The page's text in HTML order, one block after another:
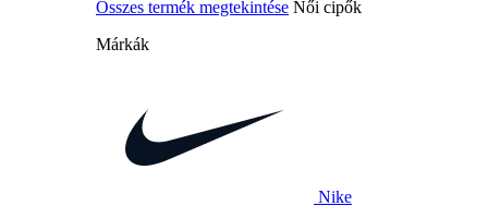
Összes termék megtekintése Női cipők
Márkák
Nike